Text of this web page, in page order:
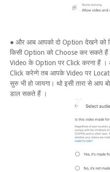
● और आब आपको दो Option देखने को
किसी Option को Choose कर सकते
Video के Option पर Click करना हैं
Click करेन्गे तब आपके Video पर
सुरु भी हो जायगा। थो इसी तारा से आप
डाल सकते हैं ।